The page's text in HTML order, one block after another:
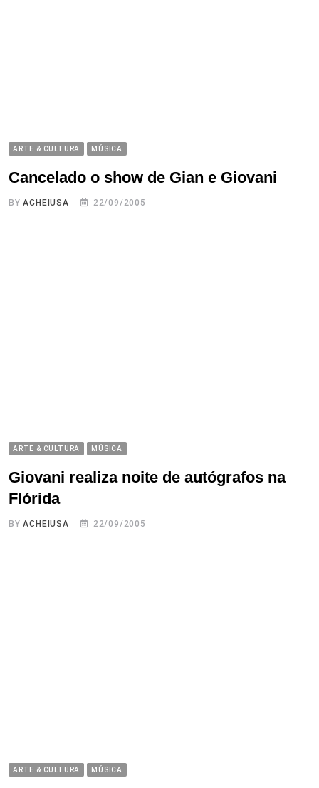
ARTE & CULTURA MÚSICA
Cancelado o show de Gian e Giovani
BYACHEIUSA 22/09/2005
ARTE & CULTURA MÚSICA
Giovani realiza noite de autógrafos na
Flórida
BYACHEIUSA 22/09/2005
ARTE & CULTURA MÚSICA